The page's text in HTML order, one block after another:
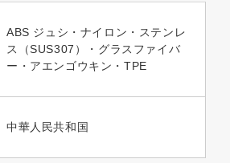
ABS ジュシ・ナイロン・ステンレ
ス（SUS307）・グラスファイバ
ー・アエンゴウキン・TPE
中華人民共和国